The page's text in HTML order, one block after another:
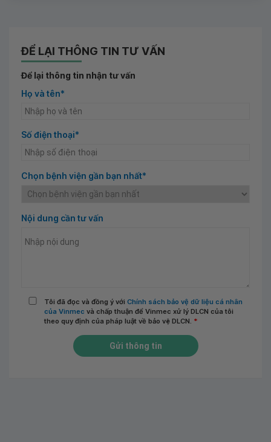
ĐỂ LẠI THÔNG TIN TƯ VẤN
Để lại thông tin nhận tư vấn
Họ và tên*
Số điện thoại*
Chọn bệnh viện gần bạn nhất*
Nội dung cần tư vấn
Tôi đã đọc và đồng ý với Chính sách bảo vệ dữ liệu cá nhân
của Vinmec và chấp thuận để Vinmec xử lý DLCN của tôi
theo quy định của pháp luật về bảo vệ DLCN. *
Gửi thông tin